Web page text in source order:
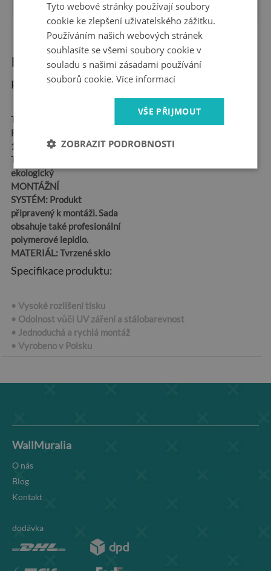
záruka na trhu
Informace o produktu:
Rozměry produktu:
TVAR:
ROZMĚR:
125x50, 120x60, 140x70
TISK:
ekologický
MONTÁŽNÍ
SYSTÉM: Produkt
připravený k montáži. Sada
obsahuje také profesionální
polymerové lepidlo.
MATERIÁL:Tvrzené sklo
Specifikace produktu:
• Vysoké rozlišení tisku
• Odolnost vůči UV záření a stálobarevnost
• Jednoduchá a rychlá montáž
• Vyrobeno v Polsku
WallMuralia
O nás
Blog
Kontakt
dodávka
Tyto webové stránky používají soubory
cookie ke zlepšení uživatelského zážitku.
Používáním našich webových stránek
souhlasíte se všemi soubory cookie v
souladu s našimi zásadami používání
souborů cookie.Více informací
VŠE PŘIJMOUT
ZOBRAZIT PODROBNOSTI